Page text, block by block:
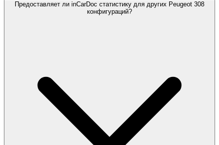
Предоставляет ли inCarDoc статистику для других Peugeot 308
конфигураций?